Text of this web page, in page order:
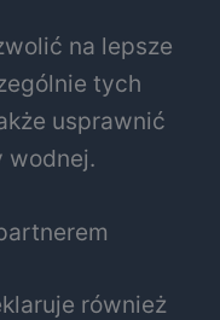
na lepsze
tych
usprawnić
wodnej.
również